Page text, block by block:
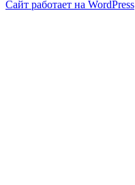
Сайт работает на WordPress